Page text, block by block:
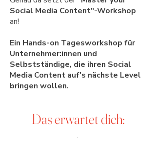
Social Media Content"-Workshop
an!
Ein Hands-on Tagesworkshop für
Unternehmer:innen und
Selbstständige, die ihren Social
Media Content auf's nächste Level
bringen wollen.
Das erwartet dich:
.